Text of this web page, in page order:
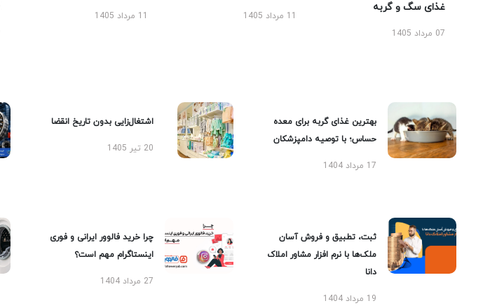
غذای سگ و گربه
07 مرداد 1405
11 مرداد 1405 11 مرداد 1405
بهترین غذای گربه برای معده
حساس؛ با توصیه دامپزشکان
17 مرداد 1404
اشتغال‌زایی بدون تاریخ انقضا
20 تیر 1405
ثبت، تطبیق و فروش آسان
ملک‌ها با نرم افزار مشاور املاک
دانا
19 مرداد 1404
چرا خرید فالوور ایرانی و فوری
اینستاگرام مهم است؟
27 مرداد 1404